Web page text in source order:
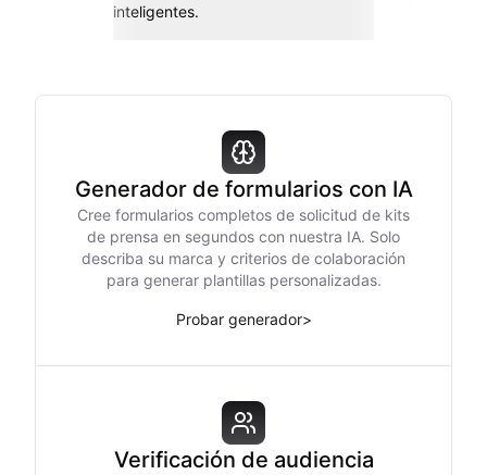
inteligentes.
Generador de formularios con IA
Cree formularios completos de solicitud de kits
de prensa en segundos con nuestra IA. Solo
describa su marca y criterios de colaboración
para generar plantillas personalizadas.
Probar generador>
Verificación de audiencia